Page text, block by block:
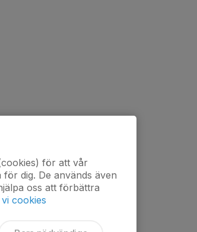
för att vår
dig. De används även
oss att förbättra
cookies